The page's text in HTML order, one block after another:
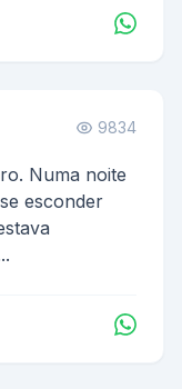
9834
Numa noite
esconder